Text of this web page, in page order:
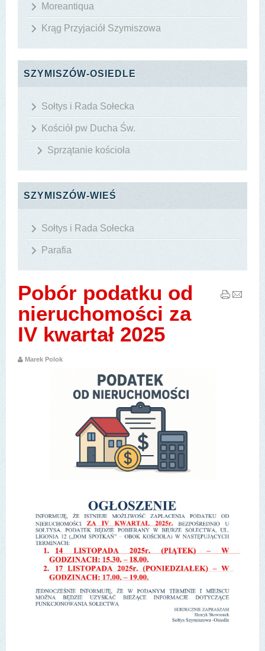
Moreantiqua
Krąg Przyjaciół Szymiszowa
SZYMISZÓW-OSIEDLE
Sołtys i Rada Sołecka
Kościół pw Ducha Św.
Sprzątanie kościoła
SZYMISZÓW-WIEŚ
Sołtys i Rada Sołecka
Parafia
Pobór podatku od
nieruchomości za
IV kwartał 2025
Marek Polok